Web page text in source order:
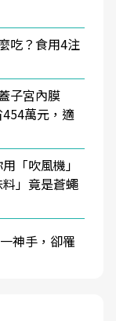
吃？食用4注
子宮內膜
萬元，適
「吹風機」
」竟是蒼蠅
神手，卻罹